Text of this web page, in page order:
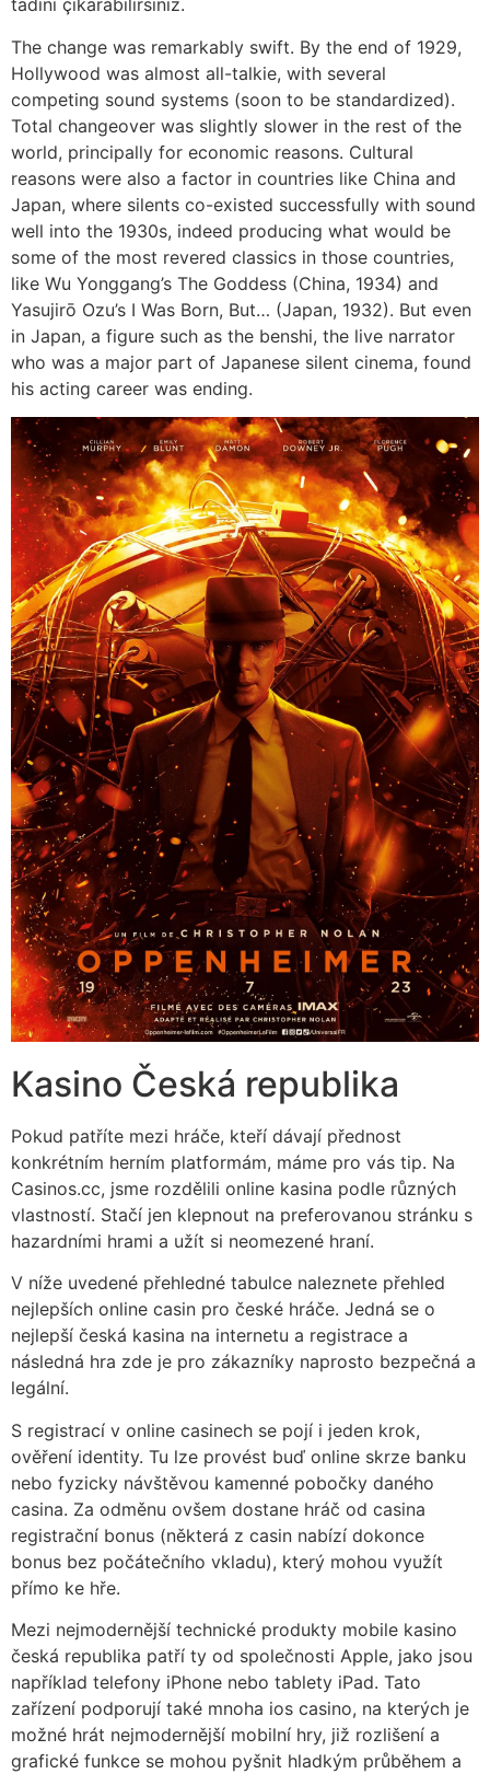
tadını çıkarabilirsiniz.
The change was remarkably swift. By the end of 1929,
Hollywood was almost all-talkie, with several
competing sound systems (soon to be standardized).
Total changeover was slightly slower in the rest of the
world, principally for economic reasons. Cultural
reasons were also a factor in countries like China and
Japan, where silents co-existed successfully with sound
well into the 1930s, indeed producing what would be
some of the most revered classics in those countries,
like Wu Yonggang’s The Goddess (China, 1934) and
Yasujirō Ozu’s I Was Born, But… (Japan, 1932). But even
in Japan, a figure such as the benshi, the live narrator
who was a major part of Japanese silent cinema, found
his acting career was ending.
Kasino Česká republika
Pokud patříte mezi hráče, kteří dávají přednost
konkrétním herním platformám, máme pro vás tip. Na
Casinos.cc, jsme rozdělili online kasina podle různých
vlastností. Stačí jen klepnout na preferovanou stránku s
hazardními hrami a užít si neomezené hraní.
V níže uvedené přehledné tabulce naleznete přehled
nejlepších online casin pro české hráče. Jedná se o
nejlepší česká kasina na internetu a registrace a
následná hra zde je pro zákazníky naprosto bezpečná a
legální.
S registrací v online casinech se pojí i jeden krok,
ověření identity. Tu lze provést buď online skrze banku
nebo fyzicky návštěvou kamenné pobočky daného
casina. Za odměnu ovšem dostane hráč od casina
registrační bonus (některá z casin nabízí dokonce
bonus bez počátečního vkladu), který mohou využít
přímo ke hře.
Mezi nejmodernější technické produkty mobile kasino
česká republika patří ty od společnosti Apple, jako jsou
například telefony iPhone nebo tablety iPad. Tato
zařízení podporují také mnoha ios casino, na kterých je
možné hrát nejmodernější mobilní hry, již rozlišení a
grafické funkce se mohou pyšnit hladkým průběhem a